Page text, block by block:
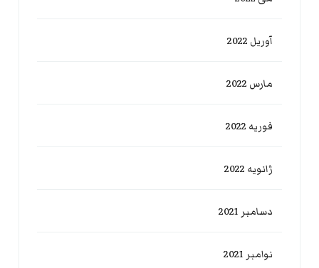
آوریل 2022
مارس 2022
فوریه 2022
ژانویه 2022
دسامبر 2021
نوامبر 2021